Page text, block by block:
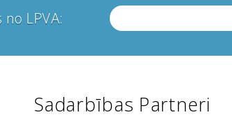
LPVA:
Sadarbības Partneri